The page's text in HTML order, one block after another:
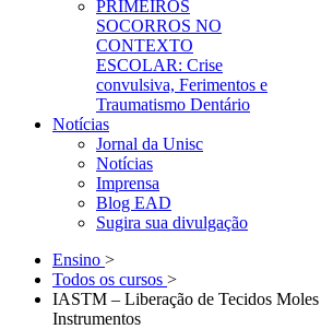
PRIMEIROS
SOCORROS NO
CONTEXTO
ESCOLAR: Crise
convulsiva, Ferimentos e
Traumatismo Dentário
Notícias
Jornal da Unisc
Notícias
Imprensa
Blog EAD
Sugira sua divulgação
Ensino >
Todos os cursos >
IASTM – Liberação de Tecidos
Instrumentos